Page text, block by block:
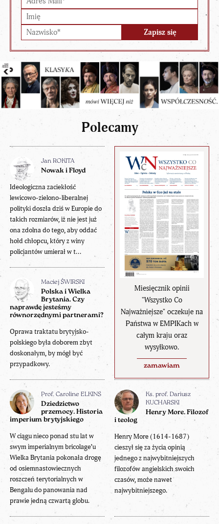
Polecamy
Miesięcznik opinii
"Wszystko Co
Najważniejsze" oczekuje na
Państwa w EMPIKach w
całym kraju oraz
wysyłkowo.
zamawiam
Jan ROKITA
Nowak i Floyd
Ideologiczna zaciekłość
lewicowo-zielono-liberalnej
polityki doszła dziś w Europie do
takich rozmiarów, iż nie jest już
ona zdolna do tego, aby oddać
hołd chłopcu, który z winy
policjantów umierał w t...
Maciej ŚWIRSKI
Polska i Wielka
Brytania. Czy
naprawdę jesteśmy
równorzędnymi partnerami?
Oprawa traktatu brytyjsko-
polskiego była doborem zbyt
doskonałym, by mógł być
przypadkowy.
Prof. Caroline ELKINS
Dziedzictwo
przemocy. Historia
imperium brytyjskiego
W ciągu nieco ponad stu lat w
swym imperialnym bricolage’u
Wielka Brytania pokonała drogę
od osiemnastowiecznych
roszczeń terytorialnych w
Bengalu do panowania nad
prawie jedną czwartą globu.
Ks. prof. Dariusz
KUCHARSKI
Henry More. Filozof
i teolog
Henry More (1614-1687)
cieszył się za życia opinią
jednego z najwybitniejszych
filozofów angielskich swoich
czasów, może nawet
najwybitniejszego.